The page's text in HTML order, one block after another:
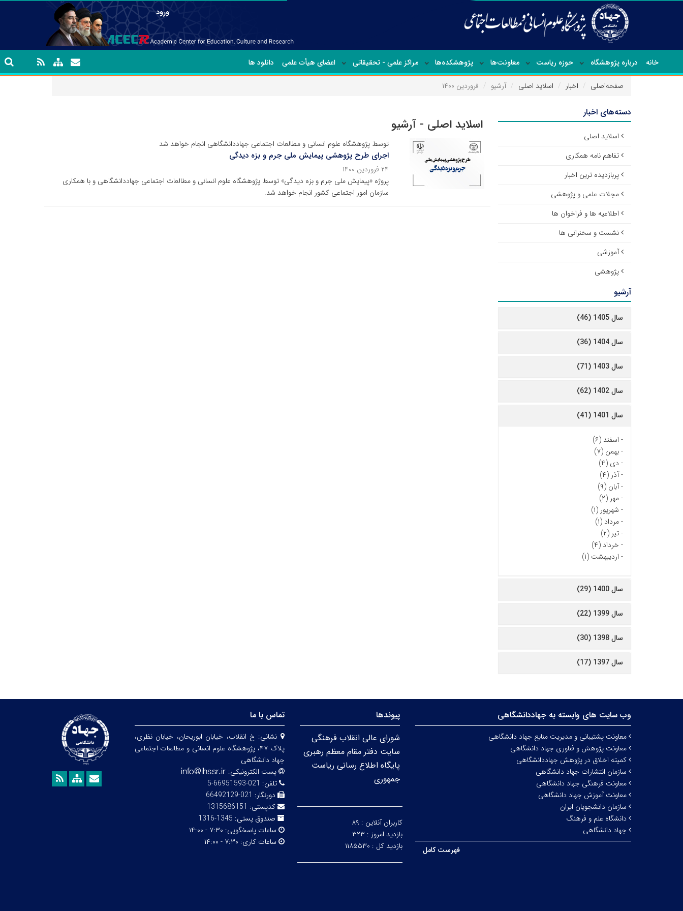
ورود
خانه درباره پژوهشگاه حوزه ریاست معاونت‌ها پژوهشکده‌ها مراکز علمی - تحقیقاتی اعضای هیأت علمی دانلود ها
صفحه‌اصلی اخبار اسلاید اصلی آرشیو فروردین ۱۴۰۰
اسلاید اصلی - آرشیو
توسط پژوهشگاه علوم انسانی و مطالعات اجتماعی جهاددانشگاهی انجام خواهد شد
اجرای طرح پژوهشی پیمایش ملی جرم و بزه دیدگی
۲۴ فروردین ۱۴۰۰
پروژه «پیمایش ملی جرم و بزه دیدگی» توسط پژوهشگاه علوم انسانی و مطالعات اجتماعی جهاددانشگاهی و با همکاری
سازمان امور اجتماعی کشور انجام خواهد شد.
دسته‌های اخبار
اسلاید اصلی
تفاهم نامه همکاری
پربازدیده ترین اخبار
مجلات علمی و پژوهشی
اطلاعیه ها و فراخوان ها
نشست و سخنرانی ها
آموزشی
پژوهشی
آرشیو
سال 1405 (46)
سال 1404 (36)
سال 1403 (71)
سال 1402 (62)
سال 1401 (41)
- اسفند (۶)
-بهمن (۷)
- دی (۴)
-آذر (۴)
-آبان (۹)
-مهر (۲)
- شهریور (۱)
-مرداد (۱)
-تیر (۲)
- خرداد (۴)
- اردیبهشت (۱)
سال 1400 (29)
سال 1399 (22)
سال 1398 (30)
سال 1397 (17)
وب سایت های وابسته به جهاددانشگاهی
معاونت پشتیبانی و مدیریت منابع جهاد دانشگاهی
معاونت پژوهش و فناوری جهاد دانشگاهی
کمیته اخلاق در پژوهش جهاددانشگاهی
سازمان انتشارات جهاد دانشگاهی
معاونت فرهنگی جهاد دانشگاهی
معاونت آموزش جهاد دانشگاهی
سازمان دانشجویان ایران
دانشگاه علم و فرهنگ
جهاد دانشگاهی
فهرست کامل
پیوندها
شورای عالی انقلاب فرهنگی
سایت دفتر مقام معظم رهبری
پایگاه اطلاع رسانی ریاست
جمهوری
کاربران آنلاین : ۸۹
بازدید امروز : ۳۲۳
بازدید کل : ۱۱۸۵۵۳۰
تماس با ما
نشانی: خ انقلاب، خیابان ابوریحان، خیابان نظری،
پلاک ۴۷، پژوهشگاه علوم انسانی و مطالعات اجتماعی
جهاد دانشگاهی
پست الکترونیکی:
تلفن: 021-66951593-5
دورنگار: 021-66492129
کدپستی: 1315686151
صندوق پستی: 1345-1316
ساعات پاسخگویی: ۷:۳۰ - ۱۴:۰۰
ساعات کاری: ۷:۳۰ - ۱۴:۰۰